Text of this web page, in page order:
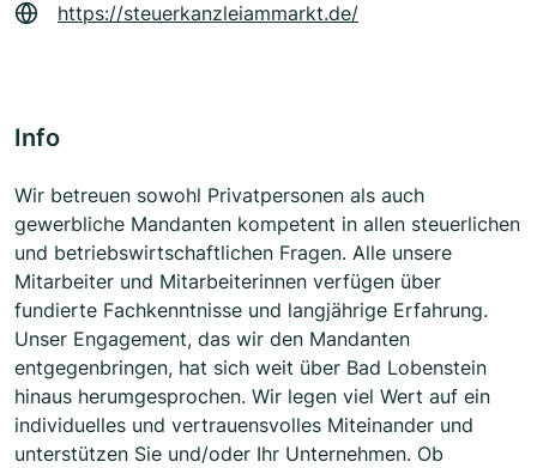
https://steuerkanzleiammarkt.de/
Info
Wir betreuen sowohl Privatpersonen als auch
gewerbliche Mandanten kompetent in allen steuerlichen
und betriebswirtschaftlichen Fragen. Alle unsere
Mitarbeiter und Mitarbeiterinnen verfügen über
fundierte Fachkenntnisse und langjährige Erfahrung.
Unser Engagement, das wir den Mandanten
entgegenbringen, hat sich weit über Bad Lobenstein
hinaus herumgesprochen. Wir legen viel Wert auf ein
individuelles und vertrauensvolles Miteinander und
unterstützen Sie und/oder Ihr Unternehmen. Ob